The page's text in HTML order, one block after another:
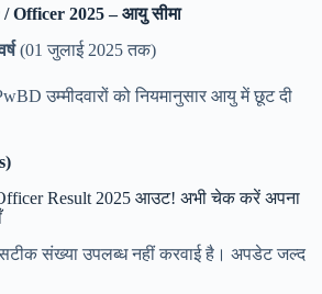
Officer 2025 – आयु सीमा
(01 जुलाई 2025 तक)
उम्मीदवारों को नियमानुसार आयु में छूट दी
Result 2025 आउट! अभी चेक करें अपना
संख्या उपलब्ध नहीं करवाई है। अपडेट जल्द